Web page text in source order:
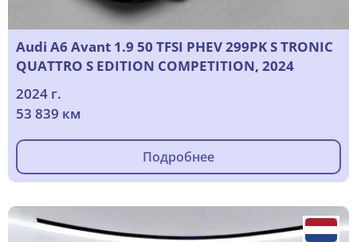
Audi A6 Avant 1.9 50 TFSI PHEV 299PK S TRONIC
QUATTRO S EDITION COMPETITION, 2024
2024 г.
53 839 км
Подробнее